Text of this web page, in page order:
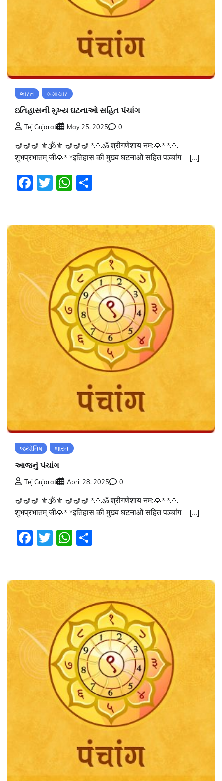
ભારત સમાચાર
ઇતિહાસની મુખ્ય ઘટનાઓ સહિત પંચાંગ
Tej Gujarati May 25, 2025 0
🪔🪔🪔 ⚜🕉⚜ 🪔🪔🪔 *🙏ॐ श्रीगणेशाय नम:🙏* *🙏
शुभप्रभातम् जी🙏* *इतिहास की मुख्य घटनाओं सहित पञ्चांग – […]
Facebook
TwitterWhatsApp
જ્યોતિષ ભારત
આજનું પંચાંગ
Tej Gujarati April 28, 2025 0
🪔🪔🪔 ⚜🕉⚜ 🪔🪔🪔 *🙏ॐ श्रीगणेशाय नम:🙏* *🙏
शुभप्रभातम् जी🙏* *इतिहास की मुख्य घटनाओं सहित पञ्चांग – […]
Facebook
TwitterWhatsApp